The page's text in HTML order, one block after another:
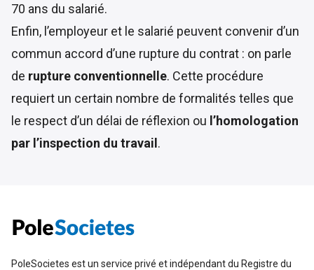
70 ans du salarié.
Enfin, l’employeur et le salarié peuvent convenir d’un
commun accord d’une rupture du contrat : on parle
de rupture conventionnelle. Cette procédure
requiert un certain nombre de formalités telles que
le respect d’un délai de réflexion ou l’homologation
par l’inspection du travail .
PoleSocietes est un service privé et indépendant du Registre du